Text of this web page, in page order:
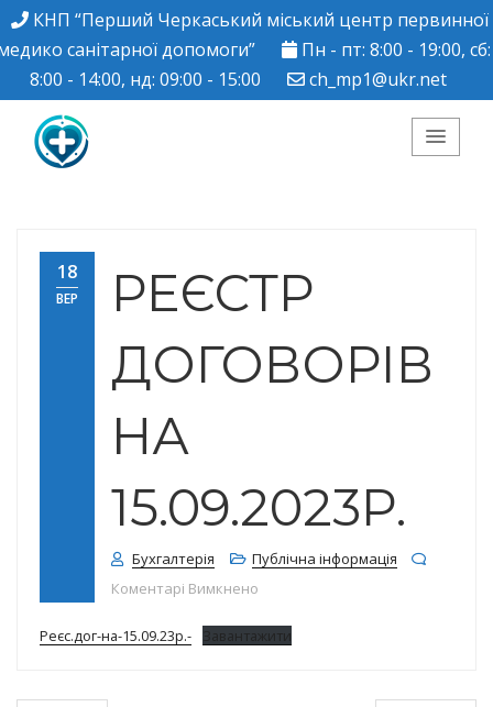
КНП “Перший Черкаський міський центр первинної
санітарної допомоги”
Пн - пт: 8:00 - 19:00, сб:
8:00 - 14:00, нд: 09:00 - 15:00
ch_mp1@ukr.net
Черкаський міський
центр ПМСД"
18
ВЕР
РЕЄСТР
ДОГОВОРІВ
НА
15.09.2023Р.
Бухгалтерія
Публічна інформація
Коментарі Вимкнено
Реєс.дог-на-15.09.23р.- Завантажити